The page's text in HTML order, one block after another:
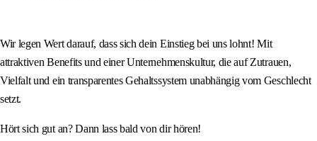
Wir legen Wert darauf, dass sich dein Einstieg bei uns lohnt! Mit
attraktiven Benefits und einer Unternehmenskultur, die auf Zutrauen,
Vielfalt und ein transparentes Gehaltssystem unabhängig vom Geschlecht
setzt.
Hört sich gut an? Dann lass bald von dir hören!